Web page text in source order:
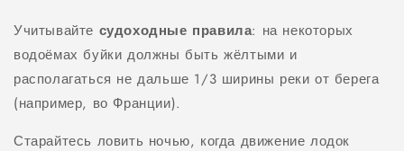
Учитывайте судоходные правила: на некоторых
водоёмах буйки должны быть жёлтыми и
располагаться не дальше 1/3 ширины реки от берега
(например, во Франции).
Старайтесь ловить ночью, когда движение лодок